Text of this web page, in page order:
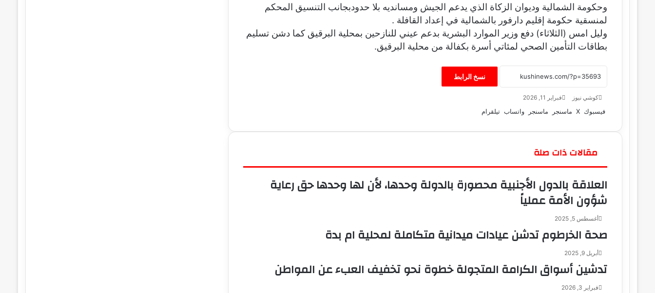
ي
وحكومة الشمالية وديوان الزكاة الذي يدعم الجيش ومسانديه بلا حدودبجانب التنسيق المحكم
لمنسقية حكومة إقليم دارفور بالشمالية في إعداد القافلة .
وليل امس (الثلاثاء) دفع وزير الموارد البشرية بدعم عيني للنازحين بمحلية البرقيق كما دشن تسليم
بطاقات التأمين الصحي لمئاتي أسرة بكفالة من محلية البرقيق.
نسخ الرابط
كوشي نيوز
ر
د
ل
ر
و
ن
ا
فبراير 11, 2026
فيسبوك ‫X ماسنجر ماسنجر واتساب تيلقرام
مقالات ذات صلة
العلاقة بالدول الأجنبية محصورة بالدولة وحدها، لأن لها وحدها حق رعاية
شؤون الأمة عملياً
أغسطس 5, 2025
صحة الخرطوم تدشن عيادات ميدانية متكاملة لمحلية ام بدة
أبريل 9, 2025
تدشين أسواق الكرامة المتجولة خطوة نحو تخفيف العبء عن المواطن
فبراير 3, 2026